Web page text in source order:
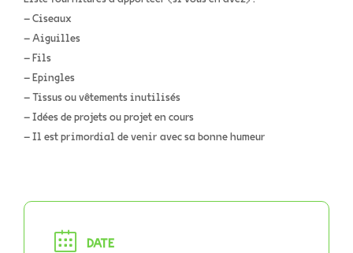
– Ciseaux
– Aiguilles
– Fils
– Epingles
– Tissus ou vêtements inutilisés
– Idées de projets ou projet en cours
– Il est primordial de venir avec sa bonne humeur
DATE